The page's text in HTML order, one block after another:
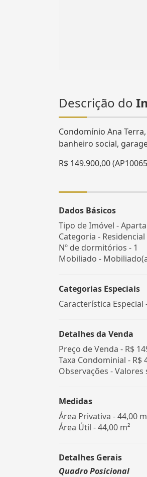
Descrição do
Condomínio Ana
banheiro social,
R$ 149.900,00
Dados Básicos
Tipo de Imóvel -
Categoria - Residencial
Nº de dormitórios - 1
Mobiliado -
Categorias Especiais
Característica Especial
Detalhes da Venda
Preço de Venda - R$
Taxa Condominial - R$
Observações -
Medidas
Área Privativa - 44,00
Área Útil - 44,00 m²
Detalhes Gerais
Quadro Posicional